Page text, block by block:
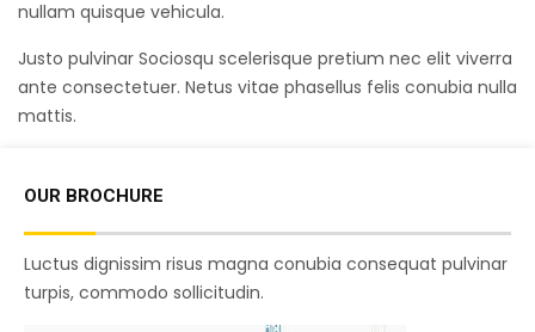
nullam quisque vehicula.
Justo pulvinar Sociosqu scelerisque pretium nec elit viverra
ante consectetuer. Netus vitae phasellus felis conubia nulla
mattis.
OUR BROCHURE
Luctus dignissim risus magna conubia consequat pulvinar
turpis, commodo sollicitudin.